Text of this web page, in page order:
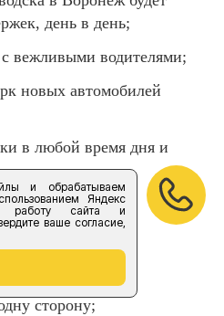
и обрабатываем
Яндекс
работу сайта и
ваше согласие,
день в день;
вежливыми водителями;
новых автомобилей
в любой время дня и
менеджеров;
документов;
сторону;